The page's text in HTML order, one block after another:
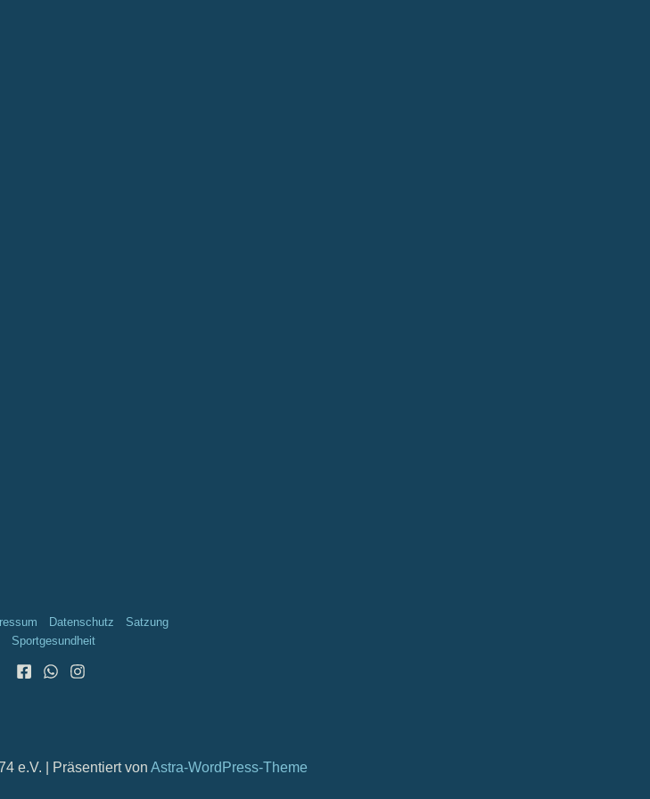
Datenschutz
Satzung
Sportgesundheit
e.V. | Präsentiert von Astra-WordPress-Theme